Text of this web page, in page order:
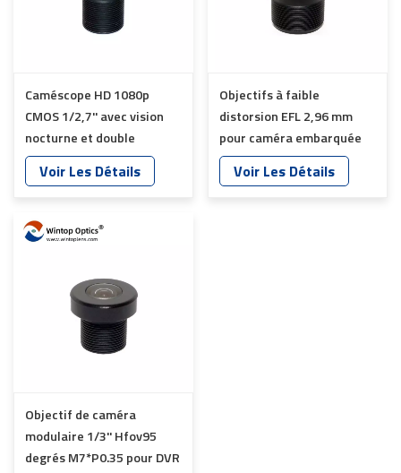
Caméscope HD 1080p
CMOS 1/2,7'' avec vision
nocturne et double
objectif YT-1699-C1
Voir Les Détails
Objectifs à faible
distorsion EFL 2,96 mm
pour caméra embarquée
YT-1684P-D2
Voir Les Détails
Objectif de caméra
modulaire 1/3'' Hfov95
degrés M7*P0.35 pour DVR